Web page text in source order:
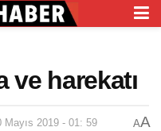
ve harekatı
Mayıs 2019 - 01: 59 AA